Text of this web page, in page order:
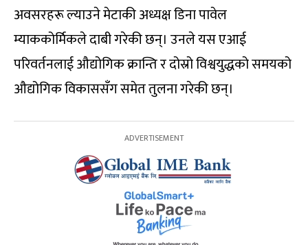
अवसरहरू ल्याउने मेटाकी अध्यक्ष डिना पावेल
म्याककोर्मिकले दाबी गरेकी छन्। उनले यस एआई
परिवर्तनलाई औद्योगिक क्रान्ति र दोस्रो विश्वयुद्धको समयको
औद्योगिक विकाससँग समेत तुलना गरेकी छन्।